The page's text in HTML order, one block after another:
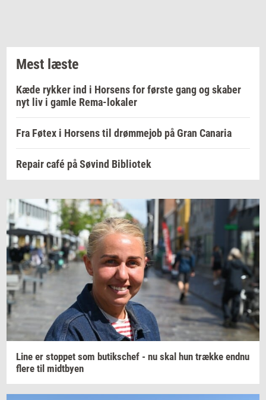
Mest læste
Kæde rykker ind i Horsens for første gang og skaber
nyt liv i gamle Rema-lokaler
Fra Føtex i Horsens til drømmejob på Gran Canaria
Repair café på Søvind Bibliotek
Line er stop­pet som bu­tiks­chef - nu skal hun træk­ke endnu
flere til midt­by­en